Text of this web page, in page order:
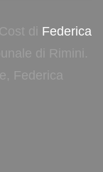
di Federica
di Rimini.
Federica